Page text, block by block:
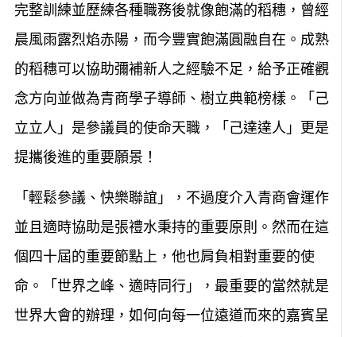
完整訓練並歷練各種職務後就像飽滿的稻穗，曾經
晨風雨露烈焰赤陽，而今豐實飽滿圓融自在。成熟
的稻穗可以協助彌補新人之經驗不足，給予正確觀
念方向並做為青商學子導師、樹立典範榜樣。「己
立立人」是參議員的使命天職，「己達達人」更是
提攜後進的重要願景！
「輕鬆參議、快樂聯誼」，不過度介入青商會運作
並且適時協助是張禮水秉持的重要原則。然而在這
個四十屆的重要節點上，他也肩負相對重要的使
命。「世界之峰、適時同行」，最重要的當然就是
世界大會的辦理，如何向每一位遠道而來的嘉賓呈